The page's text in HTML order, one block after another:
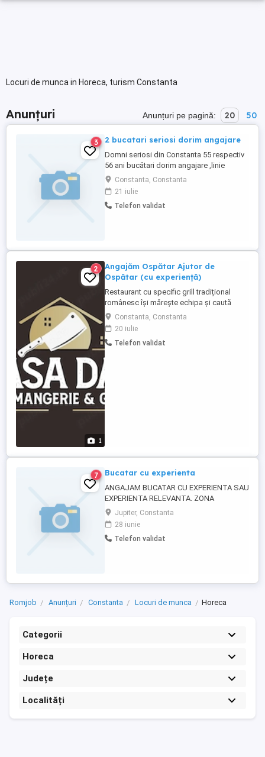
Locuri de munca in Horeca, turism Constanta
Anunțuri Anunțuri pe pagină: 20 50
3 2 bucatari seriosi dorim angajare
Domni seriosi din Constanta 55 respectiv
56 ani bucătari dorim angajare ,linie
autoservire,restaurant specific
peste,fructe de mare etc,catering sau
conducători auto permis categoria b
cerem și oferim seriozitate...Multumim
Constanta, Constanta
21 iulie
Telefon validat
1
2
Angajăm Ospătar Ajutor de
Ospătar (cu experiență)
Restaurant cu specific grill tradițional
românesc își mărește echipa și caută
colegi serioși pentru postul de ospătar
sau ajutor de ospătar. Ce vei face:
Preluarea comenzilor și servirea clienților
Asigurarea unei experiențe plăcute pentru
Constanta, Constanta
20 iulie
Telefon validat
7 Bucatar cu experienta
ANGAJAM BUCATAR CU EXPERIENTA SAU
EXPERIENTA RELEVANTA. ZONA
MANGALIA
Jupiter, Constanta
28 iunie
Telefon validat
Romjob Anunțuri Constanta Locuri de munca Horeca
Categorii
Horeca
Județe
Localități